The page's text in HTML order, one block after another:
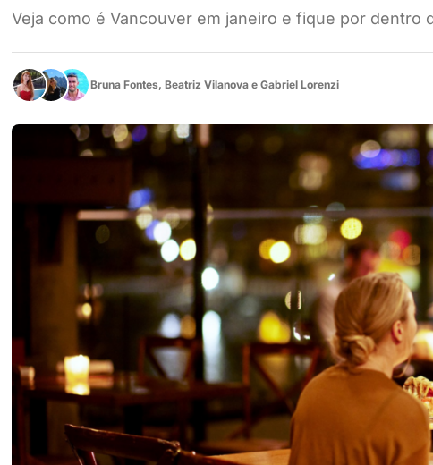
Veja como é Vancouver em janeiro e fique por dentro
Bruna Fontes, Beatriz Vilanova e Gabriel Lorenzi